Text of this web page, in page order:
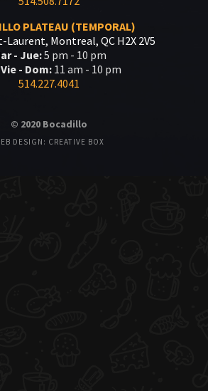
PLATEAU (TEMPORAL)
Laurent, Montreal, QC H2X 2V5
- Jue:5 pm - 10 pm
- Dom:11 am - 10 pm
514.227.4041
© 2020 Bocadillo
DESIGN: CREATIVE BOX